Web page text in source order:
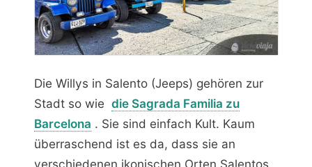
Die Willys in Salento (Jeeps) gehören zur
Stadt so wie die Sagrada Familia zu
Barcelona . Sie sind einfach Kult. Kaum
überraschend ist es da, dass sie an
verschiedenen ikonischen Orten Salentos